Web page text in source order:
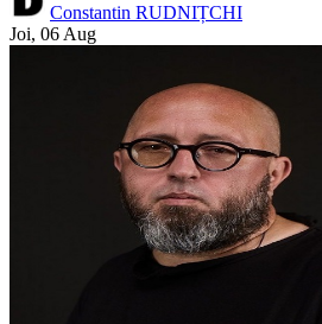
Constantin RUDNIȚCHI
Joi, 06 Aug